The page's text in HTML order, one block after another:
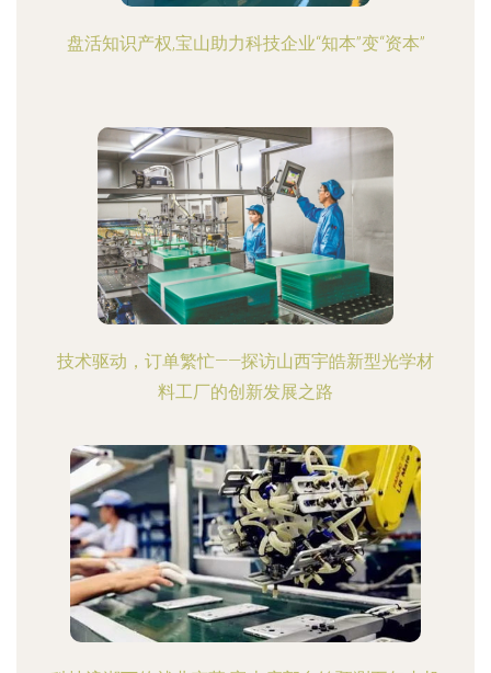
盘活知识产权,宝山助力科技企业“知本”变“资本”
技术驱动，订单繁忙——探访山西宇皓新型光学材
料工厂的创新发展之路